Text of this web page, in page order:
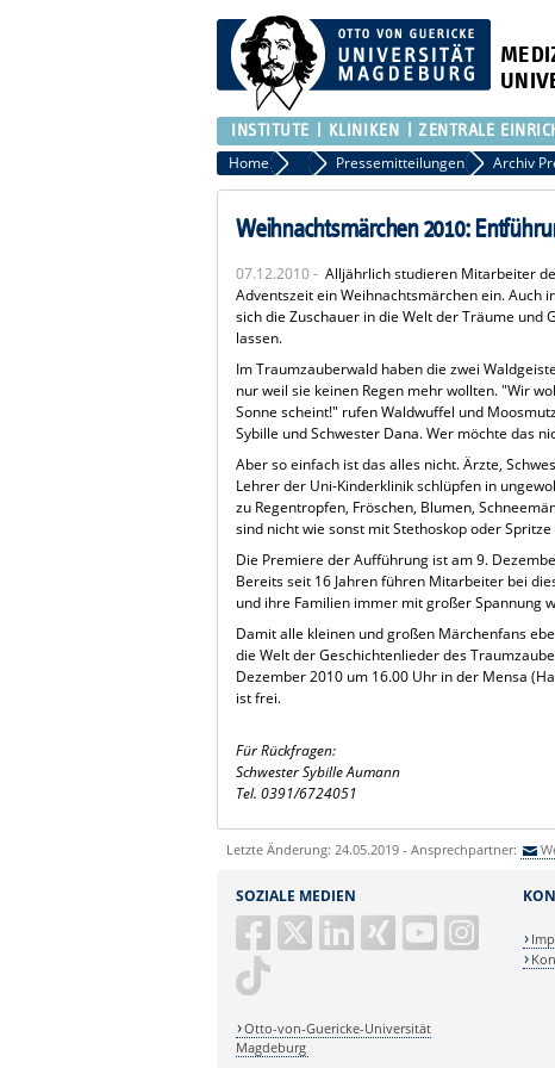
INSTITUTE KLINIKEN ZENTRALE
Home PressePressemitteilungen
Weihnachtsmärchen 2010:
07.12.2010 -Alljährlich studieren Mitarbeiter
Adventszeit ein Weihnachtsmärchen ein. Auch
sich die Zuschauer in die Welt der Träume und
lassen.
Im Traumzauberwald haben die zwei
nur weil sie keinen Regen mehr wollten. "Wir
Sonne scheint!" rufen Waldwuffel und
Sybille und Schwester Dana. Wer möchte das
Aber so einfach ist das alles nicht. Ärzte,
Lehrer der Uni-Kinderklinik schlüpfen in
zu Regentropfen, Fröschen, Blumen,
sind nicht wie sonst mit Stethoskop oder
Die Premiere der Aufführung ist am 9.
Bereits seit 16 Jahren führen Mitarbeiter bei
und ihre Familien immer mit großer Spannung
Damit alle kleinen und großen Märchenfans
die Welt der Geschichtenlieder des
Dezember 2010 um 16.00 Uhr in der Mensa
ist frei.
Für Rückfragen:
Schwester Sybille Aumann
Tel. 0391/6724051
Letzte Änderung: 24.05.2019 - Ansprechpartner:
SOZIALE MEDIEN
Otto-von-Guericke-Universität
Magdeburg